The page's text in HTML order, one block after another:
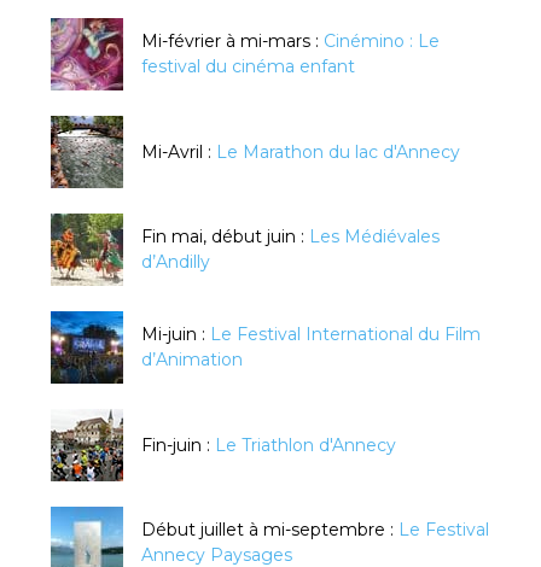
Mi-février à mi-mars : Cinémino : Le
festival du cinéma enfant
Mi-Avril : Le Marathon du lac d'Annecy
Fin mai, début juin : Les Médiévales
d’Andilly
Mi-juin : Le Festival International du Film
d’Animation
Fin-juin : Le Triathlon d'Annecy
Début juillet à mi-septembre : Le Festival
Annecy Paysages